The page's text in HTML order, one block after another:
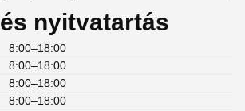
nyitvatartás
8:00–18:00
8:00–18:00
8:00–18:00
8:00–18:00